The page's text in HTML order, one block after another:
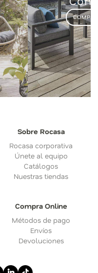
Sobre Rocasa
Rocasa corporativa
Únete al equipo
Catálogos
Nuestras tiendas
Compra Online
Métodos de pago
Envíos
Devoluciones